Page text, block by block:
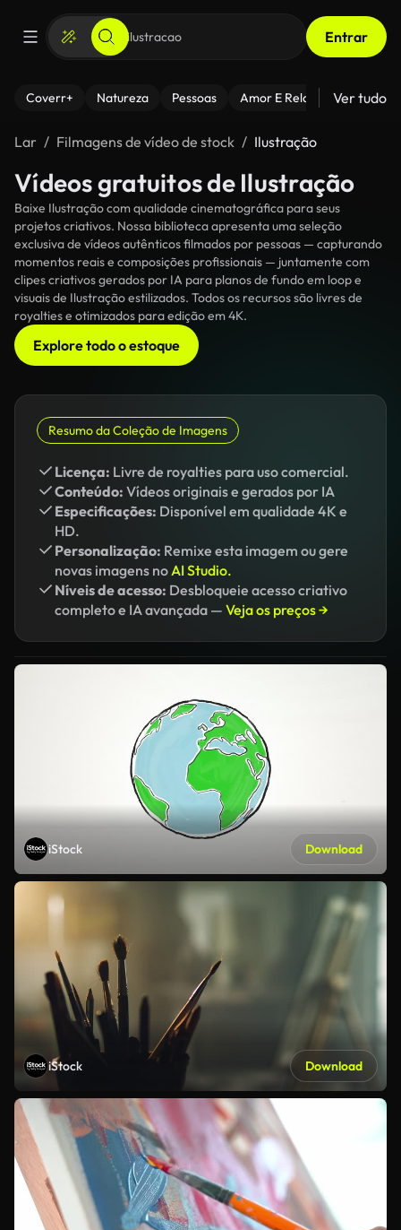
Entrar
Coverr+ Natureza Pessoas Amor E Relacionamentos
Ver tudo
Lar Filmagens de vídeo de stock Ilustração
Vídeos gratuitos de Ilustração
Baixe Ilustração com qualidade cinematográfica para seus
projetos criativos. Nossa biblioteca apresenta uma seleção
exclusiva de vídeos autênticos filmados por pessoas — capturando
momentos reais e composições profissionais — juntamente com
clipes criativos gerados por IA para planos de fundo em loop e
visuais de Ilustração estilizados. Todos os recursos são livres de
royalties e otimizados para edição em 4K.
Explore todo o estoque
Resumo da Coleção de Imagens
Licença: Livre de royalties para uso comercial.
Conteúdo: Vídeos originais e gerados por IA
Especificações: Disponível em qualidade 4K e
HD.
Personalização: Remixe esta imagem ou gere
novas imagens noAI Studio.
Níveis de acesso: Desbloqueie acesso criativo
completo e IA avançada — Veja os preços →
iStock Download
iStock Download